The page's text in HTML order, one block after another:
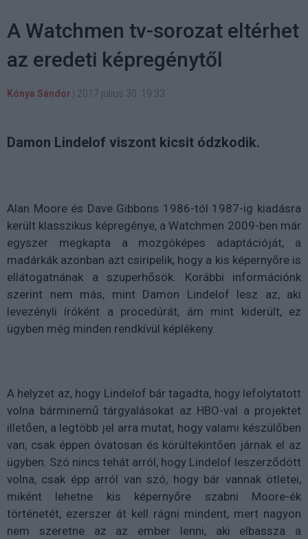
A Watchmen tv-sorozat eltérhet
az eredeti képregénytől
Kónya Sándor 2017 július 30. 19:33
Damon Lindelof viszont kicsit ódzkodik.
Alan Moore és Dave Gibbons 1986-tól 1987-ig kiadásra
került klasszikus képregénye, a Watchmen 2009-ben már
egyszer megkapta a mozgóképes adaptációját, a
madárkák azonban azt csiripelik, hogy a kis képernyőre is
ellátogatnának a szuperhősök. Korábbi információnk
szerint nem más, mint Damon Lindelof lesz az, aki
levezényli íróként a procedúrát, ám mint kiderült, ez
ügyben még minden rendkívül képlékeny.
A helyzet az, hogy Lindelof bár tagadta, hogy lefolytatott
volna bárminemű tárgyalásokat az HBO-val a projektet
illetően, a legtöbb jel arra mutat, hogy valami készülőben
van, csak éppen óvatosan és körültekintően járnak el az
ügyben. Szó nincs tehát arról, hogy Lindelof leszerződött
volna, csak épp arról van szó, hogy bár vannak ötletei,
miként lehetne kis képernyőre szabni Moore-ék
történetét, ezerszer át kell rágni mindent, mert nagyon
nem szeretne az az ember lenni, aki elbassza a